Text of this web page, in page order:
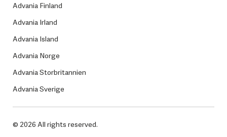
Advania Finland
Advania Irland
Advania Island
Advania Norge
Advania Storbritannien
Advania Sverige
© 2026 All rights reserved.